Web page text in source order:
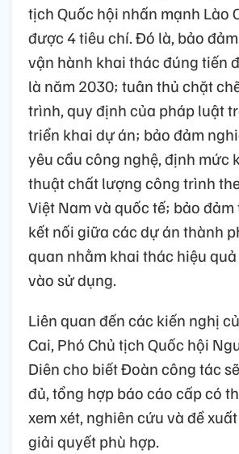
tịch Quốc hội nhấn mạnh Lào
được 4 tiêu chí. Đó là, bảo
vận hành khai thác đúng tiến
là năm 2030; tuân thủ chặt
trình, quy định của pháp luật
triển khai dự án; bảo đảm
yêu cầu công nghệ, định mức
thuật chất lượng công trình
Việt Nam và quốc tế; bảo
kết nối giữa các dự án thành
quan nhằm khai thác hiệu
vào sử dụng.
Liên quan đến các kiến nghị
Cai, Phó Chủ tịch Quốc hội
Diên cho biết Đoàn công tác
đủ, tổng hợp báo cáo cấp có
xem xét, nghiên cứu và đề
giải quyết phù hợp.